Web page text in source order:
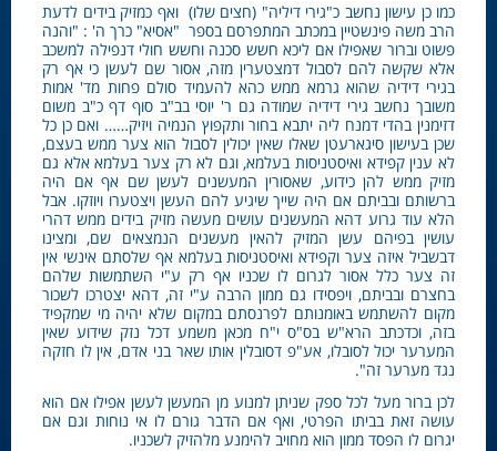
כמו כן עישון נחשב כ"גירי דיליה" (חצים שלו) ואף כמזיק בידים לדעת
הרב משה פינשטיין במכתב המתפרסם בספר "אסיא" כרך ה' : "והנה
פשוט וברור שאפילו אם ליכא חשש סכנה וחשש חולי דנפילה למשכב
אלא שקשה להם לסבול דמצטערין מזה, אסור שם לעשן כי אף רק
בגירי דידיה שהוא גרמא ממש כהא להעמיד סולם פחות מד' אמות
משובך נחשב גירי דידיה שמודה גם ר' יוסי בב"ב סוף דף כ"ב משום
דזימנין בהדי דמנח ליה יתבא בחור ותקפוץ הנמיה ויזיק…… ואם כן כל
שכן בעישון סיגארעטן שאלו שאין יכולין לסבול הוא צער ממש בעצם,
לא ענין קפידא ואיסטניסות בעלמא, וגם לא רק צער בעלמא אלא גם
מזיק ממש להן כידוע, שאסורין המעשנים לעשן שם אף אם היה
ברשותם ובביתם אם היה שייך שיגיע להם העשן ויצטערו ויוזקו. אבל
הלא עוד גרוע דהא המעשנים עושים מעשה מזיק בידים ממש דהרי
עושין בפיהם עשן המזיק להאין מעשנים הנמצאים שם, ומצינו
דבשביל איזה צער וקפידא ואיסטניסות בעלמא אף שלסתם אינשי אין
זה צער כלל אסור לגרום לו שכניו אף רק ע"י השתמשות שלהם
בחצרם ובביתם, ויפסידו גם ממון הרבה ע"י זה, דהא יצטרכו לשכור
מקום להשתמש באומנותם לפרנסתם במקום שלא יהיה מי שמקפיד
בזה, וכדכתב הרא"ש בס"ס י"ח מכאן משמע דכל נזק שידוע שאין
המערער יכול לסובלו, אע"פ דסובלין אותו שאר בני אדם, אין לו חזקה
נגד מערער זה".
לכן ברור מעל לכל ספק שניתן למנוע מן המעשן לעשן אפילו אם הוא
עושה זאת בביתו הפרטי, ואף אם הדבר גורם לו אי נוחות וגם אם
יגרום לו הפסד ממון הוא מחויב להימנע מלהזיק לשכניו.